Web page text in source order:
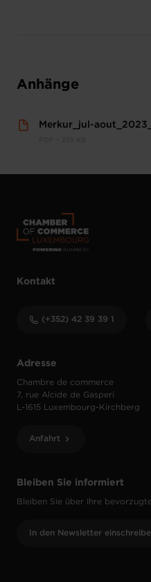
Anhänge
Merkur_jul-
Bleiben Sie informiert
Bleiben Sie über Ihre
In den Newsletter
Adresse
Chambre de commerce
7, rue Alcide de Gasperi
L-1615 Luxembourg-Kirchberg
Anfahrt
Kontakt
(+352) 42 39 39 1